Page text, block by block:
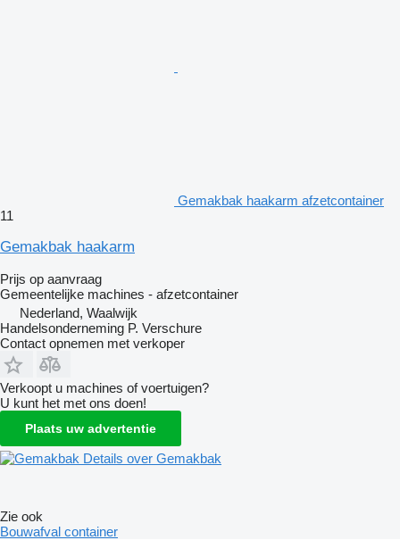
Gemakbak haakarm afzetcontainer
11
Gemakbak haakarm
Prijs op aanvraag
Gemeentelijke machines - afzetcontainer
Nederland, Waalwijk
Handelsonderneming P. Verschure
Contact opnemen met verkoper
Verkoopt u machines of voertuigen?
U kunt het met ons doen!
Plaats uw advertentie
Details over Gemakbak
Zie ook
Bouwafval container